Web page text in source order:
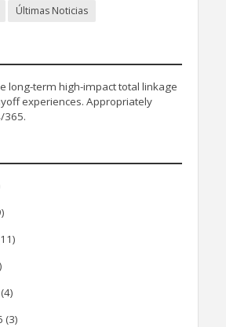
Últimas Noticias
long-term high-impact total linkage
experiences. Appropriately
365.
(4)
(3)